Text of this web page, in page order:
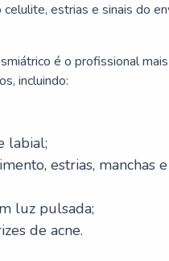
estrias e sinais do
é o profissional
incluindo:
labial;
estrias, manchas
luz pulsada;
de acne.